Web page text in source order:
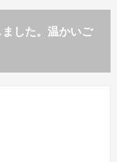
した。温かいご